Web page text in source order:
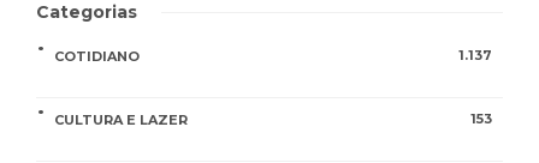
Categorias
COTIDIANO 1.137
CULTURA E LAZER 153